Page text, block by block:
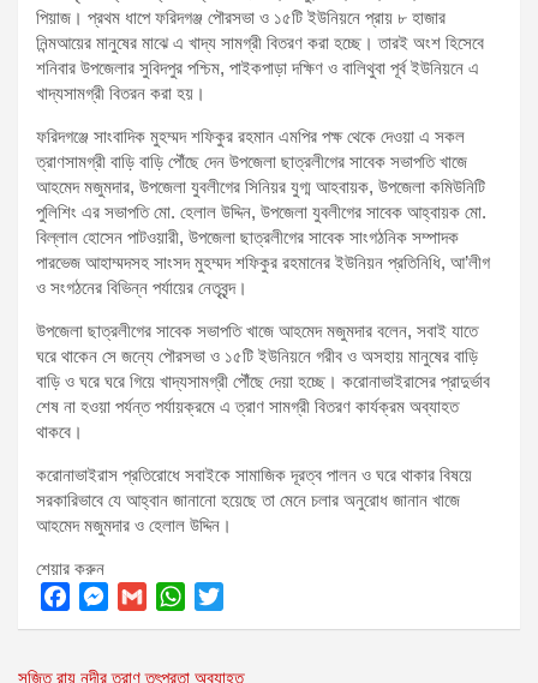
পিয়াজ। প্রথম ধাপে ফরিদগঞ্জ পৌরসভা ও ১৫টি ইউনিয়নে প্রায় ৮ হাজার
নিন্মআয়ের মানুষের মাঝে এ খাদ্য সামগ্রী বিতরণ করা হচ্ছে। তারই অংশ হিসেবে
শনিবার উপজেলার সুবিদপুর পশ্চিম, পাইকপাড়া দক্ষিণ ও বালিথুবা পূর্ব ইউনিয়নে এ
খাদ্যসামগ্রী বিতরন করা হয়।
ফরিদগঞ্জে সাংবাদিক মুহম্মদ শফিকুর রহমান এমপির পক্ষ থেকে দেওয়া এ সকল
ত্রাণসামগ্রী বাড়ি বাড়ি পৌঁছে দেন উপজেলা ছাত্রলীগের সাবেক সভাপতি খাজে
আহমেদ মজুমদার, উপজেলা যুবলীগের সিনিয়র যুগ্ম আহবায়ক, উপজেলা কমিউনিটি
পুলিশিং এর সভাপতি মো. হেলাল উদ্দিন, উপজেলা যুবলীগের সাবেক আহ্বায়ক মো.
বিল্লাল হোসেন পাটওয়ারী, উপজেলা ছাত্রলীগের সাবেক সাংগঠনিক সম্পাদক
পারভেজ আহাম্মদসহ সাংসদ মুহম্মদ শফিকুর রহমানের ইউনিয়ন প্রতিনিধি, আ’লীগ
ও সংগঠনের বিভিন্ন পর্যায়ের নেতৃবৃন্দ।
উপজেলা ছাত্রলীগের সাবেক সভাপতি খাজে আহমেদ মজুমদার বলেন, সবাই যাতে
ঘরে থাকেন সে জন্যে পৌরসভা ও ১৫টি ইউনিয়নে গরীব ও অসহায় মানুষের বাড়ি
বাড়ি ও ঘরে ঘরে গিয়ে খাদ্যসামগ্রী পৌঁছে দেয়া হচ্ছে। করোনাভাইরাসের প্রাদুর্ভাব
শেষ না হওয়া পর্যন্ত পর্যায়ক্রমে এ ত্রাণ সামগ্রী বিতরণ কার্যক্রম অব্যাহত
থাকবে।
করোনাভাইরাস প্রতিরোধে সবাইকে সামাজিক দূরত্ব পালন ও ঘরে থাকার বিষয়ে
সরকারিভাবে যে আহ্বান জানানো হয়েছে তা মেনে চলার অনুরোধ জানান খাজে
আহমেদ মজুমদার ও হেলাল উদ্দিন।
শেয়ার করুন
F
M
G
W
T
সুজিত রায় নন্দীর ত্রাণ তৎপরতা অব্যাহত